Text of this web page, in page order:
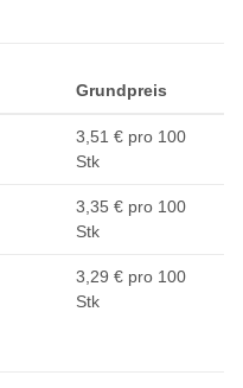
Grundpreis
3,51 € pro 100
Stk
3,35 € pro 100
Stk
3,29 € pro 100
Stk